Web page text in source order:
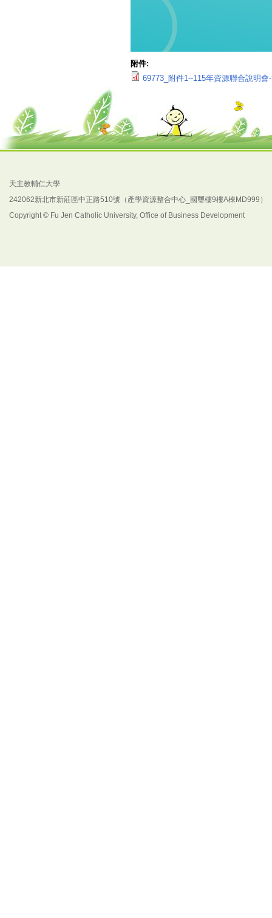
附件:
69773_附件1--115年資源聯合說明會
天主教輔仁大學
242062新北市新莊區中正路510號（產學資源整合中心_國璽樓9樓A棟MD999）
Copyright © Fu Jen Catholic University, Office of Business Development